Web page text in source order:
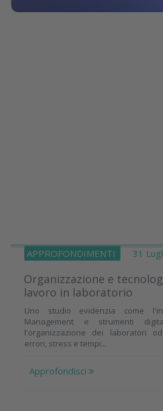
APPROFONDIMENTI 31
Organizzazione e
lavoro in laboratorio
Uno studio evidenzia come
Management e strumenti
l'organizzazione dei laboratori
errori, stress e tempi...
Approfondisci